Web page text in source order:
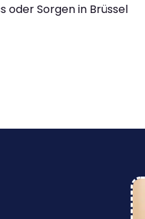
oder Sorgen in Brüssel